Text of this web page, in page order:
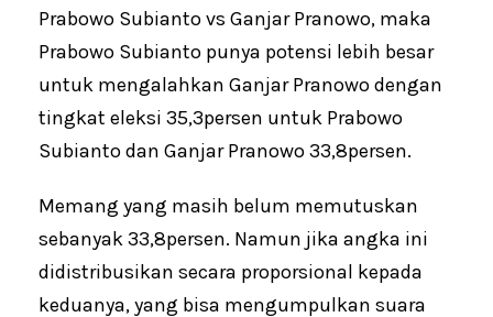
Prabowo Subianto vs Ganjar Pranowo, maka
Prabowo Subianto punya potensi lebih besar
untuk mengalahkan Ganjar Pranowo dengan
tingkat eleksi 35,3persen untuk Prabowo
Subianto dan Ganjar Pranowo 33,8persen.
Memang yang masih belum memutuskan
sebanyak 33,8persen. Namun jika angka ini
didistribusikan secara proporsional kepada
keduanya, yang bisa mengumpulkan suara